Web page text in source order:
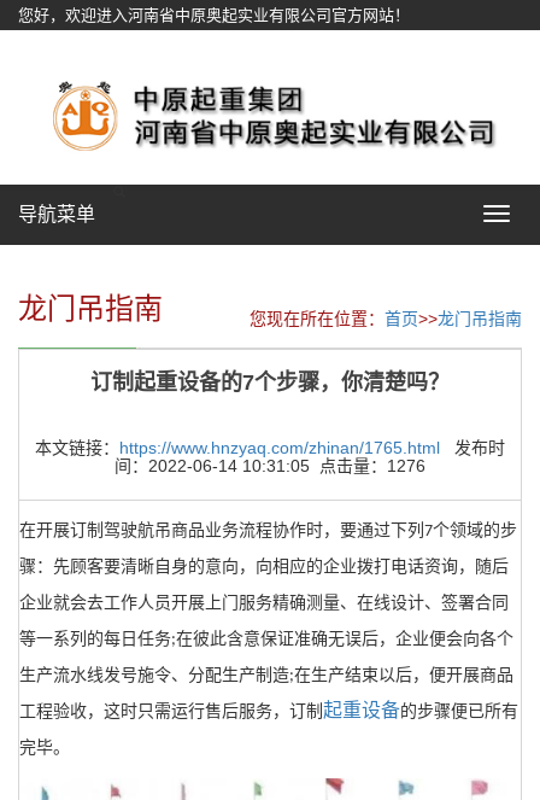
您好，欢迎进入河南省中原奥起实业有限公司官方网站！
Toggle
导航菜单
龙门吊指南 您现在所在位置： 首页>>龙门吊指南
订制起重设备的7个步骤，你清楚吗？
本文链接： https://www.hnzyaq.com/zhinan/1765.html 发布时
间：2022-06-14 10:31:05 点击量：1276
在开展订制驾驶航吊商品业务流程协作时，要通过下列 7个领域的步
骤：先顾客要清晰自身的意向，向相应的企业拨打电话资询，随后
企业就会去工作人员开展上门服务精确测量、在线设计、签署合同
等一系列的每日任务;在彼此含意保证准确无误后，企业便会向各个
生产流水线发号施令、分配生产制造;在生产结束以后，便开展商品
工程验收，这时只需运行售后服务，订制 起重设备的步骤便已所有
完毕。